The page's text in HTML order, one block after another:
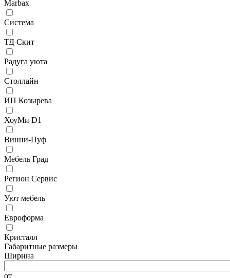
Marbax
Система
ТД Скит
Радуга уюта
Столлайн
ИП Козырева
ХоуМи D1
Винни-Пуф
Мебель Град
Регион Сервис
Уют мебель
Евроформа
Кристалл
Габаритные размеры
Ширина
от